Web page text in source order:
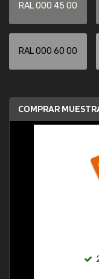
RAL 000 45 00
RAL 000 60 00
COMPRAR